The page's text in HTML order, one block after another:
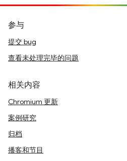
参与
提交 bug
查看未处理完毕的问题
相关内容
Chromium 更新
案例研究
归档
播客和节目